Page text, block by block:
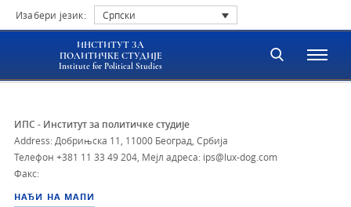
Изабери језик: Српски
ИНСТИТУТ ЗА
ПОЛИТИЧКЕ СТУДИЈЕ
Institute for Political Studies
ИПС - Институт за политичке студије
Address: Добрињска 11, 11000 Београд, Србија
Телефон +381 11 33 49 204 Мејл адреса: ips@lux-dog.com
Факс:
НАЂИ НА МАПИ